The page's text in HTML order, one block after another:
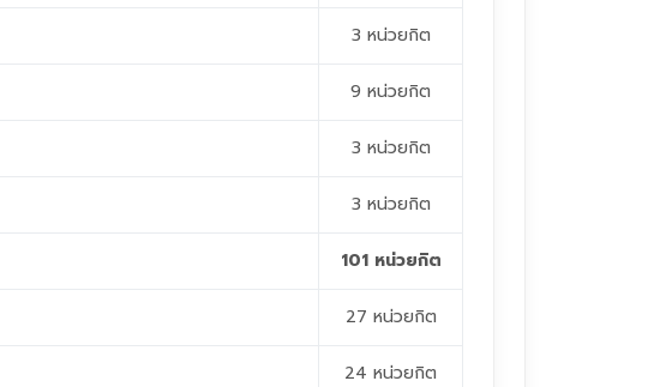
3 หน่วยกิต
9 หน่วยกิต
3 หน่วยกิต
3 หน่วยกิต
101 หน่วยกิต
27 หน่วยกิต
24 หน่วยกิต